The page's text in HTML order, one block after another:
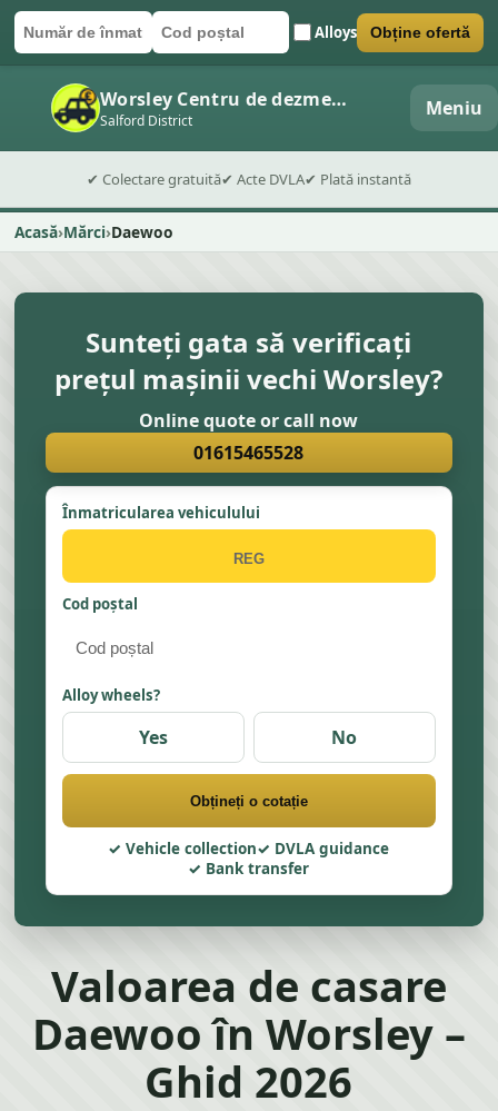
Număr de înmatriculare
Cod poștal Alloys
Trimite formularul Obține ofertă
Worsley Centru de dezmembrări auto
Salford District Meniu
✔ Colectare gratuită✔ Acte DVLA✔ Plată instantă
Acasă Mărci Daewoo
Sunteți gata să verificați
prețul mașinii vechi Worsley?
Online quote or call now
01615465528
Înmatricularea vehiculului
Cod poștal
Alloy wheels?
Yes No
Obțineți o cotație
Vehicle collection
DVLA guidance
Bank transfer
Valoarea de casare
Daewoo în Worsley –
Ghid 2026